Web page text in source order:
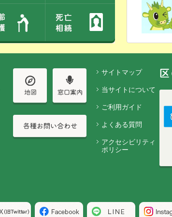
サイトマップ
当サイトについて
ご利用ガイド
よくある質問
アクセシビリティ
ポリシー